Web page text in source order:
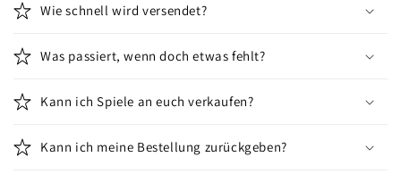
Wie schnell wird versendet?
Was passiert, wenn doch etwas fehlt?
Kann ich Spiele an euch verkaufen?
Kann ich meine Bestellung zurückgeben?